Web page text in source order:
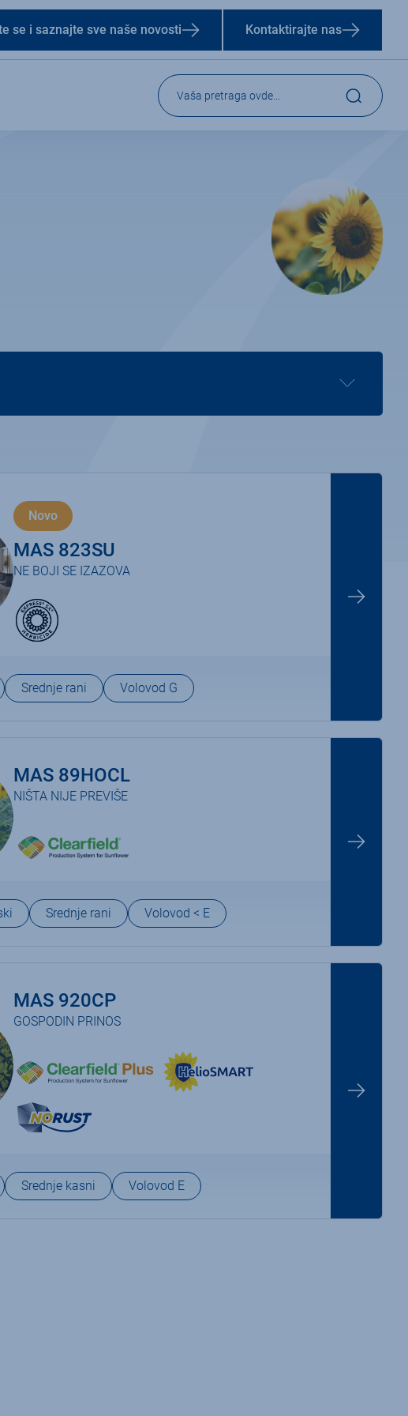
se i saznajte sve naše novosti Kontaktirajte nas
Novo
MAS 823SU
NE BOJI SE IZAZOVA
Srednje rani Volovod G
MAS 89HOCL
NIŠTA NIJE PREVIŠE
Srednje rani Volovod < E
MAS 920CP
GOSPODIN PRINOS
Srednje kasni Volovod E